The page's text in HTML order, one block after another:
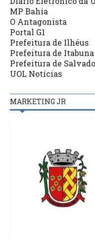
MP Bahia
O Antagonista
Portal G1
Prefeitura de Ilhéus
Prefeitura de Itabuna
Prefeitura de
UOL Notícias
MARKETING JR